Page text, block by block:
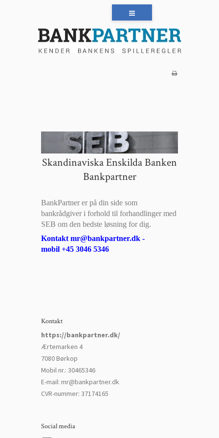
Skandinaviska Enskilda Banken
Bankpartner
BankPartner er på din side som
bankrådgiver i forhold til forhandlinger med
SEB om den bedste løsning for dig.
Kontakt mr@bankpartner.dk -
mobil +45 3046 5346
Kontakt
https://bankpartner.dk/
Ærtemarken 4
7080 Børkop
Mobil nr.: 30465346
E-mail: mr@bankpartner.dk
CVR-nummer: 37174165
Social media